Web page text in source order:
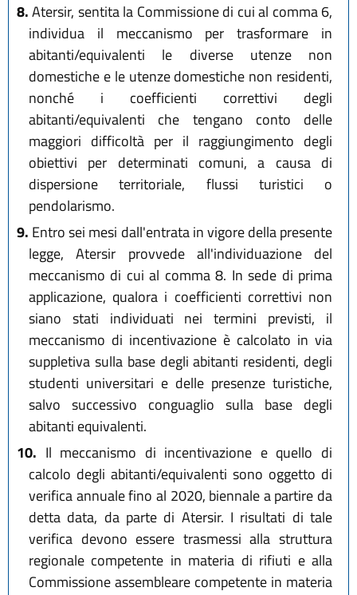
8.Atersir, sentita la Commissione di cui al comma 6,
individua il meccanismo per trasformare in
abitanti/equivalenti le diverse utenze non
domestiche e le utenze domestiche non residenti,
nonché i coefficienti correttivi degli
abitanti/equivalenti che tengano conto delle
maggiori difficoltà per il raggiungimento degli
obiettivi per determinati comuni, a causa di
dispersione territoriale, flussi turistici o
pendolarismo.
9. Entro sei mesi dall'entrata in vigore della presente
legge, Atersir provvede all'individuazione del
meccanismo di cui al comma 8. In sede di prima
applicazione, qualora i coefficienti correttivi non
siano stati individuati nei termini previsti, il
meccanismo di incentivazione è calcolato in via
suppletiva sulla base degli abitanti residenti, degli
studenti universitari e delle presenze turistiche,
salvo successivo conguaglio sulla base degli
abitanti equivalenti.
10. Il meccanismo di incentivazione e quello di
calcolo degli abitanti/equivalenti sono oggetto di
verifica annuale fino al 2020, biennale a partire da
detta data, da parte di Atersir. I risultati di tale
verifica devono essere trasmessi alla struttura
regionale competente in materia di rifiuti e alla
Commissione assembleare competente in materia